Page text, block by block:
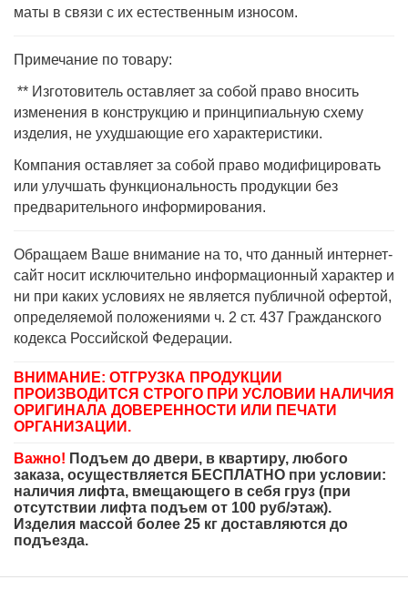
маты в связи с их естественным износом.
Примечание по товару:
** Изготовитель оставляет за собой право вносить
изменения в конструкцию и принципиальную схему
изделия, не ухудшающие его характеристики.
Компания оставляет за собой право модифицировать
или улучшать функциональность продукции без
предварительного информирования.
Обращаем Ваше внимание на то, что данный интернет-
сайт носит исключительно информационный характер и
ни при каких условиях не является публичной офертой,
определяемой положениями ч. 2 ст. 437 Гражданского
кодекса Российской Федерации.
ВНИМАНИЕ: ОТГРУЗКА ПРОДУКЦИИ
ПРОИЗВОДИТСЯ СТРОГО ПРИ УСЛОВИИ НАЛИЧИЯ
ОРИГИНАЛА ДОВЕРЕННОСТИ ИЛИ ПЕЧАТИ
ОРГАНИЗАЦИИ.
Важно! Подъем до двери, в квартиру, любого
заказа, осуществляется БЕСПЛАТНО при условии:
наличия лифта, вмещающего в себя груз (при
отсутствии лифта подъем от 100 руб/этаж).
Изделия массой более 25 кг доставляются до
подъезда.